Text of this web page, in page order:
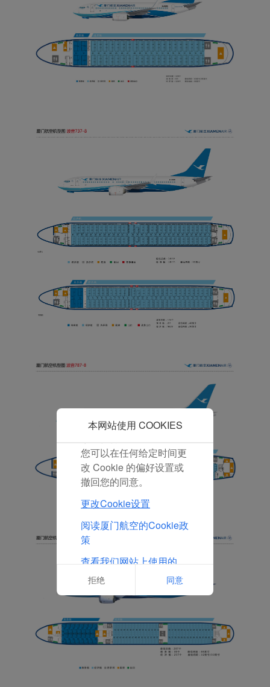
本网站使用 COOKIES
型和分析型Cookie 来确
保我们的网站正常运行，
验。 使用本网站，功能型
和分析型Cookie将被安装
在您的浏览器中。
在您的同意下，我们还将
使用营销Cookie (i) 分析
我们的营销绩效 (ii) 个性
化我们广告中的优惠信
息。 通过放置这些
为以使我们的内容和广告
放置所有的营销Cookie。
点击“拒绝”，我们将不会
您可以在任何给定时间更
改 Cookie 的偏好设置或
撤回您的同意。
更改Cookie设置
阅读厦门航空的Cookie政
策
查看我们网站上使用的
Cookie的完整列表
拒绝 同意